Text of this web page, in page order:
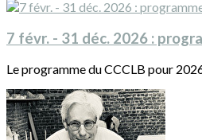
7 févr. - 31 déc. 2026 :
Le programme du CCCLB pour